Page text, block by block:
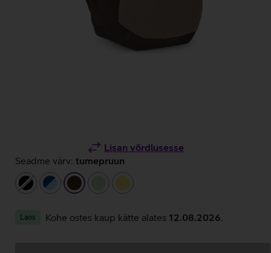
Lisan võrdlusesse
Seadme värv: tumepruun
musttumesinine/helesinine
tumepruunheleroheline
kollane
Laos Kohe ostes kaup kätte alates 12.08.2026